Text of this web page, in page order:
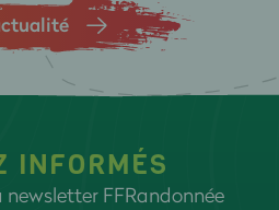
INFORMÉS
newsletter FFRandonnée